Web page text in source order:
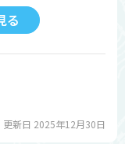
る
更新日 2025年12月30日